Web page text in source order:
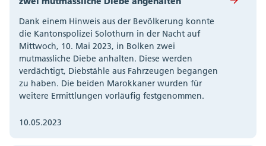
Dank einem Hinweis aus der Bevölkerung konnte
die Kantonspolizei Solothurn in der Nacht auf
Mittwoch, 10. Mai 2023, in Bolken zwei
mutmassliche Diebe anhalten. Diese werden
verdächtigt, Diebstähle aus Fahrzeugen begangen
zu haben. Die beiden Marokkaner wurden für
weitere Ermittlungen vorläufig festgenommen.
10.05.2023